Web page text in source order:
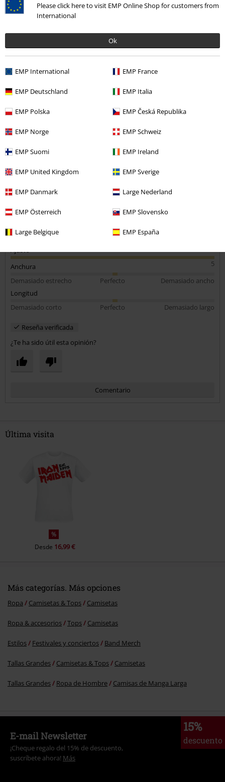
Please click here to visit EMP Online Shop for customers from
International
Ok
EMP International EMP France
EMP Deutschland EMP Italia
EMP Polska EMP Česká Republika
EMP Norge EMP Schweiz
EMP Suomi EMP Ireland
EMP United Kingdom EMP Sverige
EMP Danmark Large Nederland
EMP Österreich EMP Slovensko
Large Belgique EMP España
Comentario
Enviar comentario
Tú estatura en metros (ej. 1,82): 1,83
Camiseta muy guapa,y muy bien relación calidad precio
Calidad
Diseño
Ajuste
5
Anchura
Demasiado estrecho
Perfecto
Demasiado ancho
Longitud
Demasiado corto
Perfecto Demasiado largo
Reseña verificada
¿Te ha sido útil esta opinión?
Comentario
Última visita
%
Desde 16,99 €
Más categorías. Más opciones
Ropa Camisetas & Tops Camisetas
Ropa & accesorios Tops Camisetas
Estilos Festivales y conciertos Band Merch
Tallas Grandes Camisetas & Tops Camisetas
Tallas Grandes Ropa de Hombre Camisas de Manga Larga
15%
descuento
E-mail Newsletter
¡Cheque regalo del 15% de descuento,
suscríbete ahora! Más